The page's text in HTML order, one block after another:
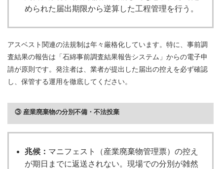
められた届出期限から逆算した工程管理を行う。
アスベスト関連の法規制は年々厳格化しています。特に、事前調
査結果の報告は「石綿事前調査結果報告システム」からの電子申
請が原則です。発注者は、業者が提出した届出の控えを必ず確認
し、保管する運用を徹底してください。
③ 産業廃棄物の分別不備・不法投棄
兆候： マニフェスト（産業廃棄物管理票）の控え
が期日までに返送されない。現場での分別が雑然